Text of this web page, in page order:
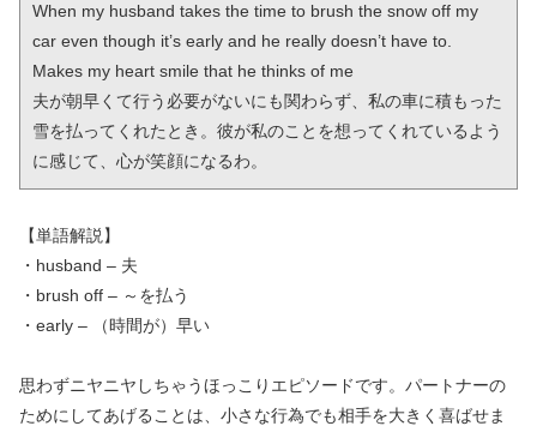
When my husband takes the time to brush the snow off my
car even though it’s early and he really doesn’t have to.
Makes my heart smile that he thinks of me
夫が朝早くて行う必要がないにも関わらず、私の車に積もった
雪を払ってくれたとき。彼が私のことを想ってくれているよう
に感じて、心が笑顔になるわ。
【単語解説】
・husband – 夫
・brush off – ～を払う
・early – （時間が）早い
思わずニヤニヤしちゃうほっこりエピソードです。パートナーの
ためにしてあげることは、小さな行為でも相手を大きく喜ばせま